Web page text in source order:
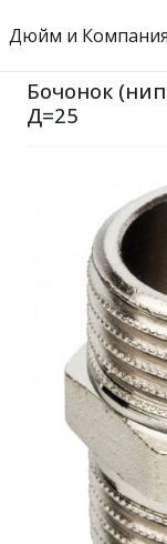
Дюйм и Компания
Бочонок
Д=25